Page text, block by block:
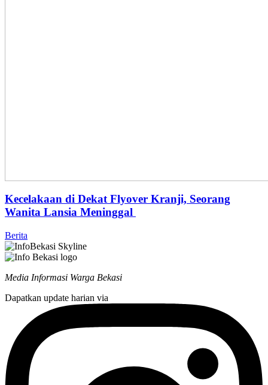
Kecelakaan di Dekat Flyover Kranji, Seorang
Wanita Lansia Meninggal
Berita
Media Informasi Warga Bekasi
Dapatkan update harian via